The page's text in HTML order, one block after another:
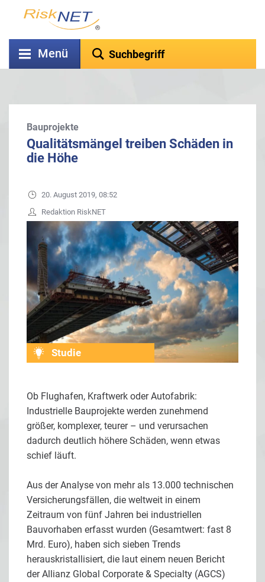
Menü
Bauprojekte
Qualitätsmängel treiben Schäden in
die Höhe
20. August 2019, 08:52
Redaktion RiskNET
Studie
Ob Flughafen, Kraftwerk oder Autofabrik:
Industrielle Bauprojekte werden zunehmend
größer, komplexer, teurer – und verursachen
dadurch deutlich höhere Schäden, wenn etwas
schief läuft.
Aus der Analyse von mehr als 13.000 technischen
Versicherungsfällen, die weltweit in einem
Zeitraum von fünf Jahren bei industriellen
Bauvorhaben erfasst wurden (Gesamtwert: fast 8
Mrd. Euro), haben sich sieben Trends
herauskristallisiert, die laut einem neuen Bericht
der Allianz Global Corporate & Specialty (AGCS)